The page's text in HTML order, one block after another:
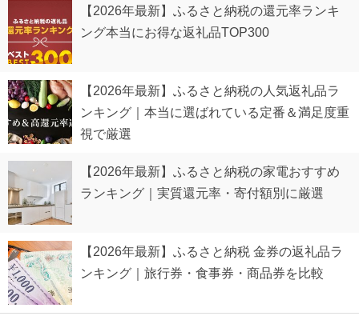
【2026年最新】ふるさと納税の還元率ランキ
ング本当にお得な返礼品TOP300
【2026年最新】ふるさと納税の人気返礼品ラ
ンキング｜本当に選ばれている定番＆満足度重
視で厳選
【2026年最新】ふるさと納税の家電おすすめ
ランキング｜実質還元率・寄付額別に厳選
【2026年最新】ふるさと納税 金券の返礼品ラ
ンキング｜旅行券・食事券・商品券を比較